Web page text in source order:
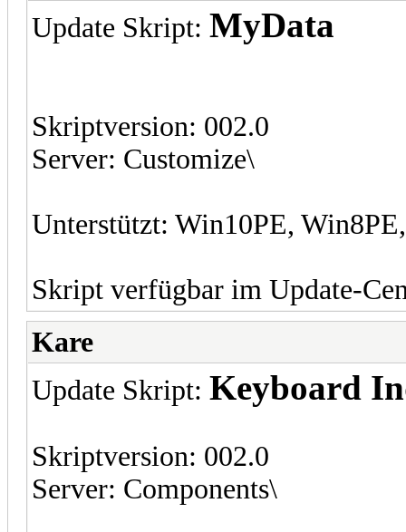
Update Skript: MyData
Skriptversion: 002.0
Server: Customize\
Unterstützt: Win10PE,
Skript verfügbar im Update-
Kare
Update Skript: Keyboard
Skriptversion: 002.0
Server: Components\